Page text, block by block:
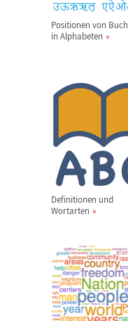
Positionen von
in Alphabeten
Definitionen und
Wortarten